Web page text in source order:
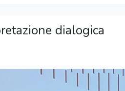
dialogica